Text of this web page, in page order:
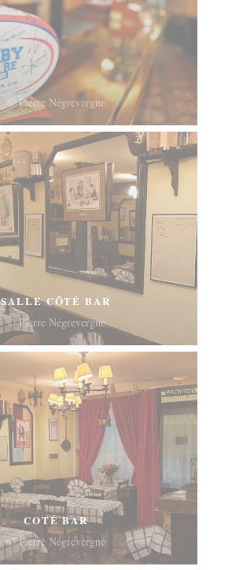
© Pierre Négrevergne
SALLE CÔTÉ BAR
© Pierre Négrevergne
COTÉ BAR
© Pierre Négrevergne